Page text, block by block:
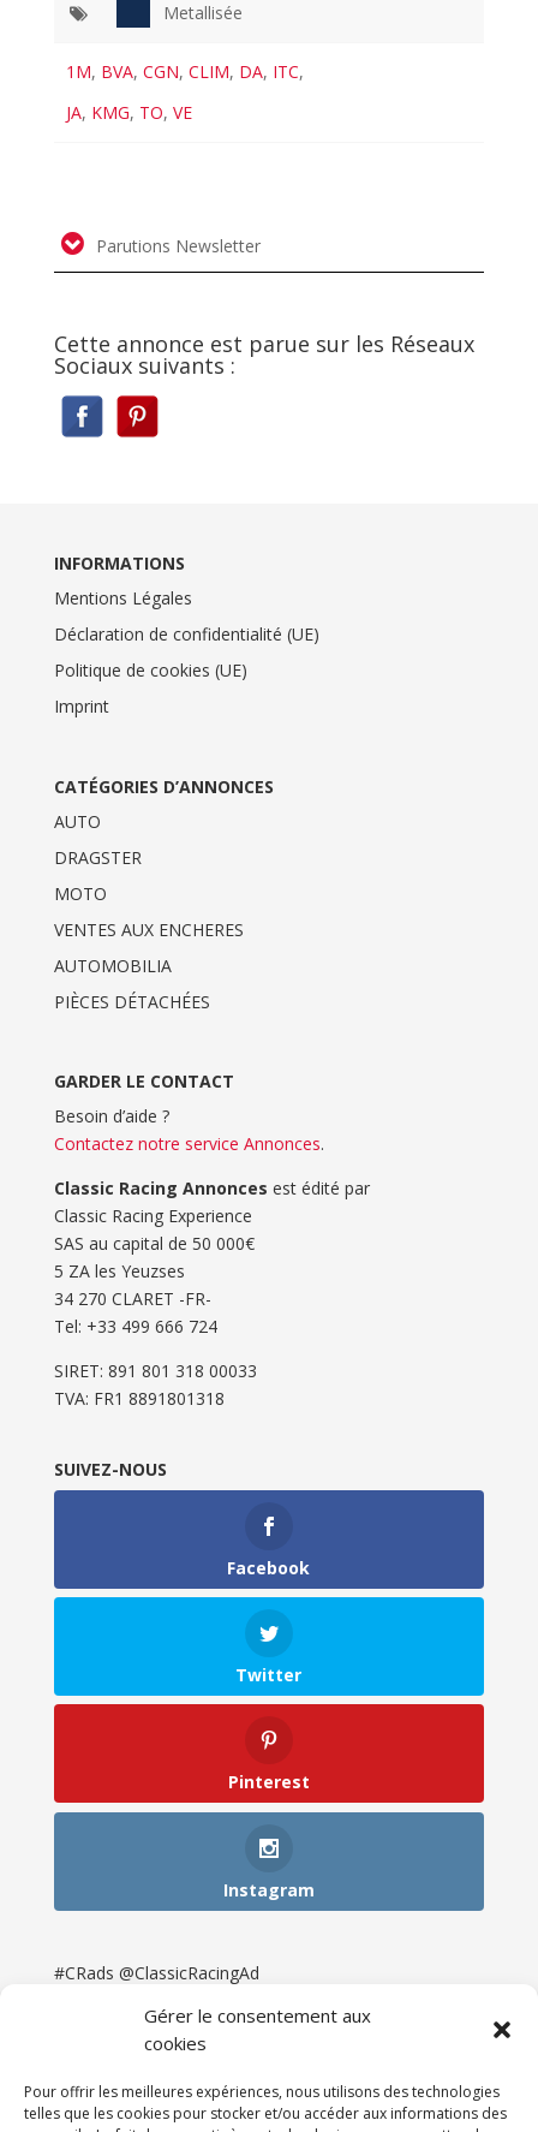
Gérer le consentement aux
cookies
Pour offrir les meilleures expériences, nous utilisons des technologies
telles que les cookies pour stocker et/ou accéder aux informations des
Metallisée
1M, BVA,CGN,CLIM, DA, ITC,
JA, KMG, TO,VE
Parutions Newsletter
Cette annonce est parue sur les Réseaux
Sociaux suivants :
INFORMATIONS
Mentions Légales
Déclaration de confidentialité (UE)
Politique de cookies (UE)
Imprint
CATÉGORIES D’ANNONCES
AUTO
DRAGSTER
MOTO
VENTES AUX ENCHERES
AUTOMOBILIA
PIÈCES DÉTACHÉES
GARDER LE CONTACT
Besoin d’aide ?
Contactez notre service Annonces.
Classic Racing Annonces est édité par
Classic Racing Experience
SAS au capital de 50 000€
5 ZA les Yeuzses
34 270 CLARET -FR-
Tel: ‭+33 499 666 724‬
SIRET: 891 801 318 00033
TVA: FR1 8891801318
SUIVEZ-NOUS
Facebook
Twitter
Pinterest
Instagram
#CRads @ClassicRacingAd